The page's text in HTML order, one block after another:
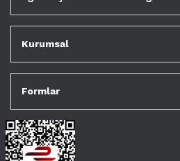
Kurumsal
Formlar